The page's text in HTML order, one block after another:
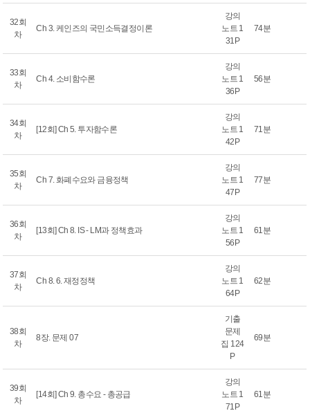
32회
차
Ch 3. 케인즈의 국민소득결정이론
강의
노트 1
31P
74분
33회
차
Ch 4. 소비함수론
강의
노트 1
36P
56분
34회
차
[12회] Ch 5. 투자함수론
강의
노트 1
42P
71분
35회
차
Ch 7. 화폐수요와 금융정책
강의
노트 1
47P
77분
36회
차
[13회] Ch 8. IS - LM과 정책효과
강의
노트 1
56P
61분
37회
차
Ch 8. 6. 재정정책
강의
노트 1
64P
62분
38회
차
8장. 문제 07
기출
문제
집 124
P
69분
39회
차
[14회] Ch 9. 총수요 - 총공급
강의
노트 1
71P
61분